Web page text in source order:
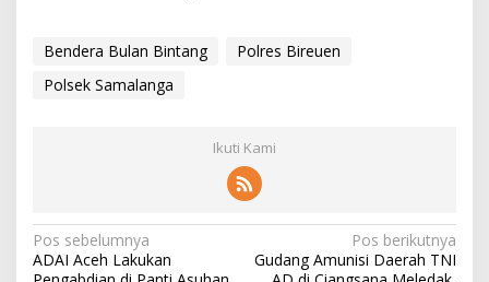
Bendera Bulan Bintang
Polres Bireuen
Polsek Samalanga
Ikuti Kami
N
Pos sebelumnya
ADAI Aceh Lakukan
Pos berikutnya
Gudang Amunisi Daerah TNI